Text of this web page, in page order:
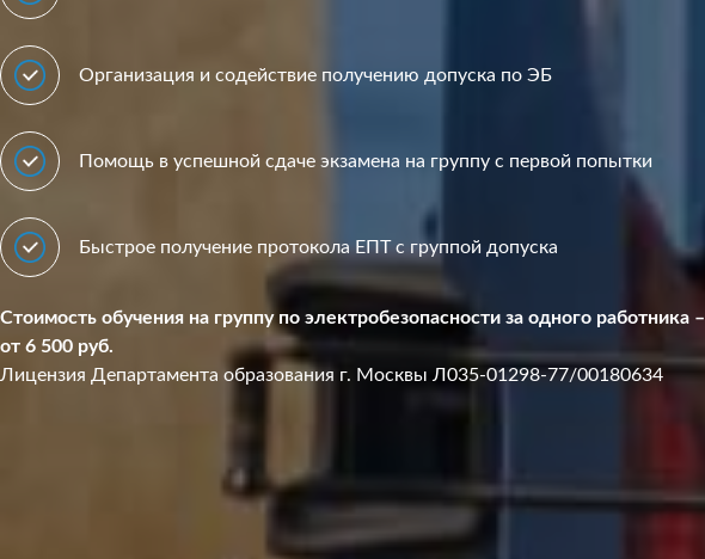
Организация и содействие получению допуска по ЭБ
Помощь в успешной сдаче экзамена на группу с первой попытки
Быстрое получение протокола ЕПТ с группой допуска
Стоимость обучения на группу по электробезопасности за одного работника –
от 6 500 руб.
Лицензия Департамента образования г. Москвы Л035-01298-77/00180634